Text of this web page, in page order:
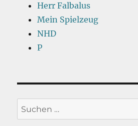
Herr Falbalus
Mein Spielzeug
NHD
P
Suchen
nach: